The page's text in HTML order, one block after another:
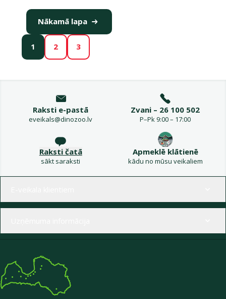
1 2 3
Nākamā lapa
Raksti e-pastā
eveikals@dinozoo.lv
Zvani – 26 100 502
P–Pk 9:00 – 17:00
Raksti čatā
sākt saraksti
Apmeklē klātienē
kādu no mūsu veikaliem